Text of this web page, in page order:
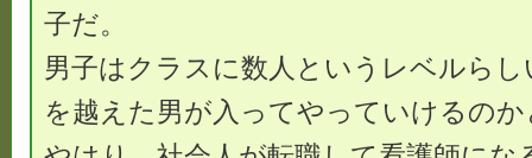
子だ。
男子はクラスに数人というレベルら
を越えた男が入ってやっていけるの